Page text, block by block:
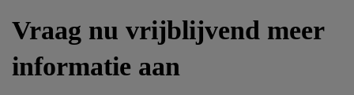
Vraag nu vrijblijvend meer
informatie aan